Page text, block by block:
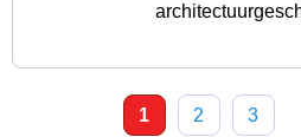
1 2 3